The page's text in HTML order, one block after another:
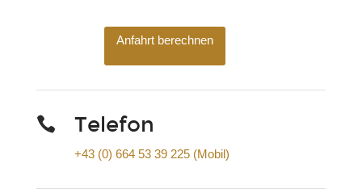
Anfahrt berechnen
 Telefon
+43 (0) 664 53 39 225 (Mobil)